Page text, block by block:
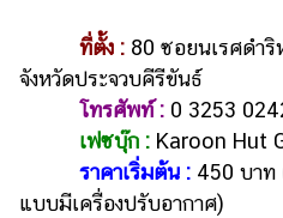
ที่ตั้ง : 80 ซอยนเรศดำ
จังหวัดประจวบคีรีขันธ์
โทรศัพท์ : 0 3253
เฟซบุ๊ก : Karoon Hut
ราคาเริ่มต้น : 450 บาท
แบบมีเครื่องปรับอากาศ)